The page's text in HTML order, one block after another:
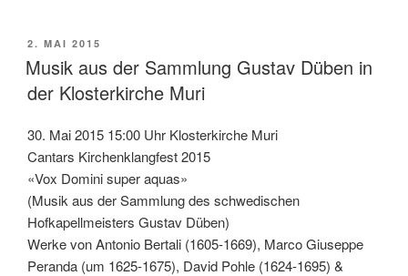
VERÖFFENTLICHT
AM
2. MAI 2015
Musik aus der Sammlung Gustav Düben in
der Klosterkirche Muri
30. Mai 2015 15:00 Uhr Klosterkirche Muri
Cantars Kirchenklangfest 2015
«Vox Domini super aquas»
(Musik aus der Sammlung des schwedischen
Hofkapellmeisters Gustav Düben)
Werke von Antonio Bertali (1605-1669), Marco Giuseppe
Peranda (um 1625-1675), David Pohle (1624-1695) &